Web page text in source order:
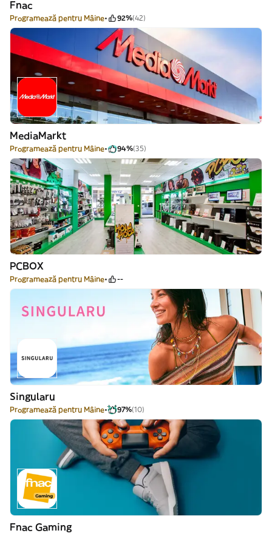
Fnac
Programează pentru Mâine 92%(42)
MediaMarkt
Programează pentru Mâine 94%(35)
PCBOX
Programează pentru Mâine --
Singularu
Programează pentru Mâine 97%(10)
Fnac Gaming